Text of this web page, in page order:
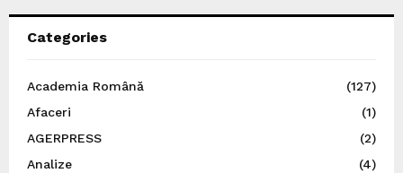
Categories
Academia Română
(127)
Afaceri
(1)
AGERPRESS
(2)
Analize
(4)